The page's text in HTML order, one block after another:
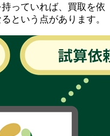
っていれば、買取を依
という点があります。